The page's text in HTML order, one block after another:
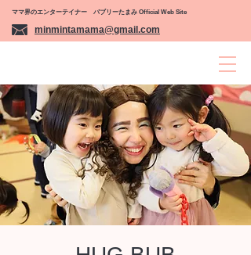
ママ界のエンターテイナー バブリーたまみ Official Web Site
minmintamama@gmail.com